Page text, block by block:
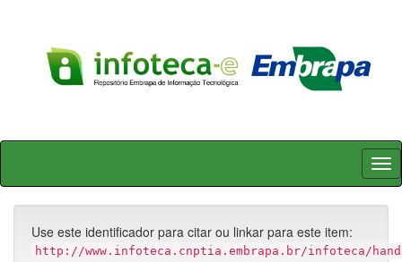
Skip
Use este identificador para citar ou linkar para este item:
http://www.infoteca.cnptia.embrapa.br/infoteca/